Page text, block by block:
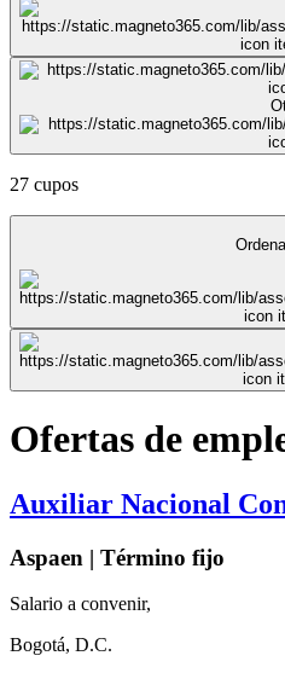
27 cupos
Ofertas de
Auxiliar Nacional
Aspaen | Término fijo
Salario a convenir,
Bogotá, D.C.